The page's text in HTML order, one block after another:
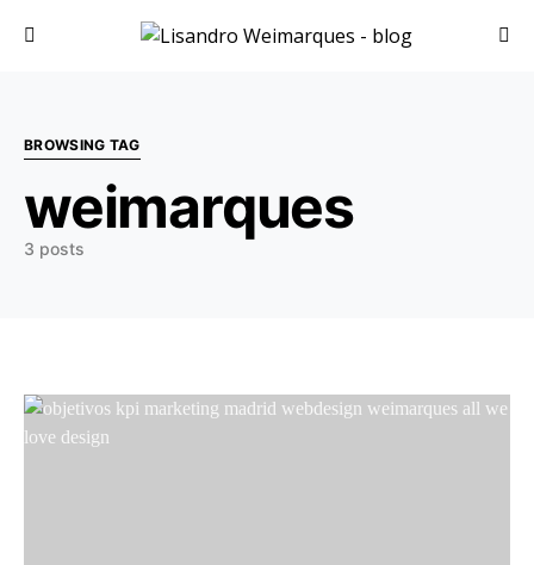
Search for:
BROWSING TAG
weimarques
3 posts